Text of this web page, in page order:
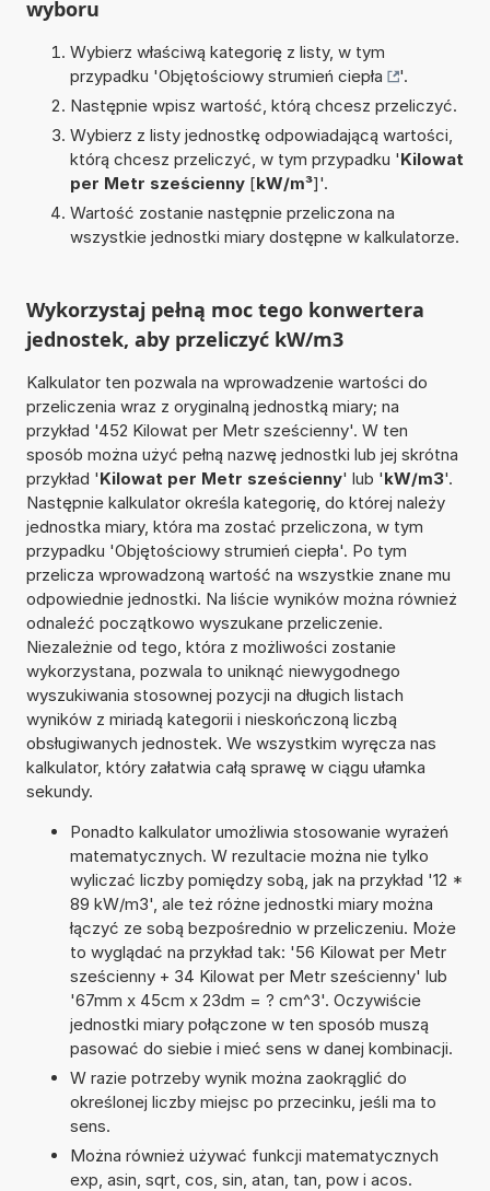
wyboru
Wybierz właściwą kategorię z listy, w tym
przypadku 'Objętościowy strumień ciepła
'.
Następnie wpisz wartość, którą chcesz przeliczyć.
Wybierz z listy jednostkę odpowiadającą wartości,
którą chcesz przeliczyć, w tym przypadku 'Kilowat
per Metr sześcienny[kW/m³]'.
Wartość zostanie następnie przeliczona na
wszystkie jednostki miary dostępne w kalkulatorze.
Wykorzystaj pełną moc tego konwertera
jednostek, aby przeliczyć kW/m3
Kalkulator ten pozwala na wprowadzenie wartości do
przeliczenia wraz z oryginalną jednostką miary; na
przykład '452 Kilowat per Metr sześcienny'. W ten
sposób można użyć pełną nazwę jednostki lub jej skrótna
przykład 'Kilowat per Metr sześcienny' lub 'kW/m3'.
Następnie kalkulator określa kategorię, do której należy
jednostka miary, która ma zostać przeliczona, w tym
przypadku 'Objętościowy strumień ciepła'. Po tym
przelicza wprowadzoną wartość na wszystkie znane mu
odpowiednie jednostki. Na liście wyników można również
odnaleźć początkowo wyszukane przeliczenie.
Niezależnie od tego, która z możliwości zostanie
wykorzystana, pozwala to uniknąć niewygodnego
wyszukiwania stosownej pozycji na długich listach
wyników z miriadą kategorii i nieskończoną liczbą
obsługiwanych jednostek. We wszystkim wyręcza nas
kalkulator, który załatwia całą sprawę w ciągu ułamka
sekundy.
Ponadto kalkulator umożliwia stosowanie wyrażeń
matematycznych. W rezultacie można nie tylko
wyliczać liczby pomiędzy sobą, jak na przykład '12 *
89 kW/m3', ale też różne jednostki miary można
łączyć ze sobą bezpośrednio w przeliczeniu. Może
to wyglądać na przykład tak: '56 Kilowat per Metr
sześcienny + 34 Kilowat per Metr sześcienny' lub
'67mm x 45cm x 23dm = ? cm^3'. Oczywiście
jednostki miary połączone w ten sposób muszą
pasować do siebie i mieć sens w danej kombinacji.
W razie potrzeby wynik można zaokrąglić do
określonej liczby miejsc po przecinku, jeśli ma to
sens.
Można również używać funkcji matematycznych
exp, asin, sqrt, cos, sin, atan, tan, pow i acos.